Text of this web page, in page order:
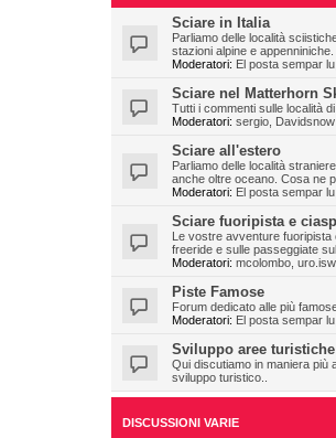
Sciare in Italia
Parliamo delle località
stazioni alpine e
Moderatori: El posta sempar lu
Sciare nel Matterhorn
Tutti i commenti sulle località
Moderatori: sergio Davidsnow
Sciare all'estero
Parliamo delle località
anche oltre oceano. Cosa ne
Moderatori: El posta sempar lu
Sciare fuoripista e
Le vostre avventure
freeride e sulle passeggiate
Moderatori: mcolombo
Piste Famose
Forum dedicato alle più
Moderatori: El posta sempar lu
Sviluppo aree turistiche
Qui discutiamo in maniera più
sviluppo turistico..
DISCUSSIONI VARIE